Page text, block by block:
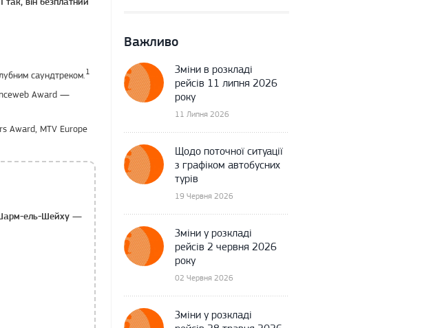
він безплатний
саундтреком. 1
Award —
Award, MTV Europe
Шарм-ель-Шейху —
Важливо
Зміни в розкладі
рейсів 11 липня 2026
року
11 Липня 2026
Щодо поточної ситуації
з графіком автобусних
турів
19 Червня 2026
Зміни у розкладі
рейсів 2 червня 2026
року
02 Червня 2026
Зміни у розкладі